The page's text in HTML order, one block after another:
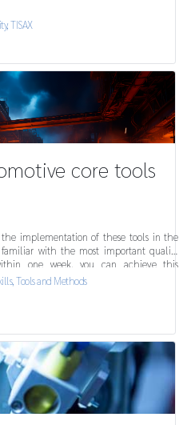
TISAX
core tools
implementation of these tools in the
with the most important quality
one week, you can achieve this
,Tools and Methods